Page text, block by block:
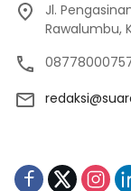
Jl.
Rawalumbu,